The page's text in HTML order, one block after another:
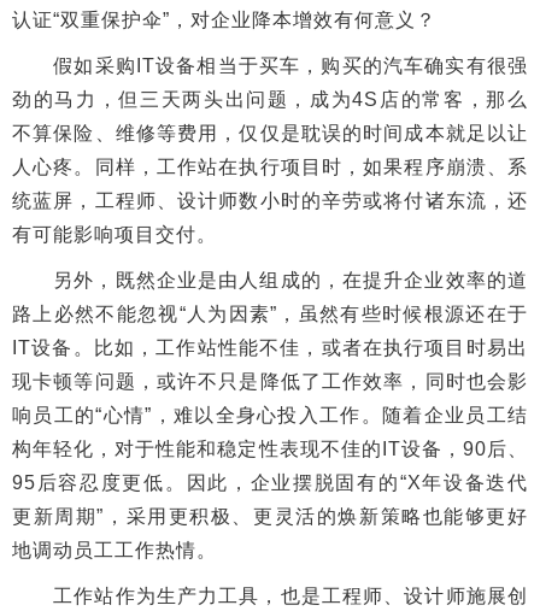
认证“双重保护伞”，对企业降本增效有何意义？
假如采购IT设备相当于买车，购买的汽车确实有很强
劲的马力，但三天两头出问题，成为4S店的常客，那么
不算保险、维修等费用，仅仅是耽误的时间成本就足以让
人心疼。同样，工作站在执行项目时，如果程序崩溃、系
统蓝屏，工程师、设计师数小时的辛劳或将付诸东流，还
有可能影响项目交付。
另外，既然企业是由人组成的，在提升企业效率的道
路上必然不能忽视“人为因素”，虽然有些时候根源还在于
IT设备。比如，工作站性能不佳，或者在执行项目时易出
现卡顿等问题，或许不只是降低了工作效率，同时也会影
响员工的“心情”，难以全身心投入工作。随着企业员工结
构年轻化，对于性能和稳定性表现不佳的IT设备，90后、
95后容忍度更低。因此，企业摆脱固有的“X年设备迭代
更新周期”，采用更积极、更灵活的焕新策略也能够更好
地调动员工工作热情。
工作站作为生产力工具，也是工程师、设计师施展创